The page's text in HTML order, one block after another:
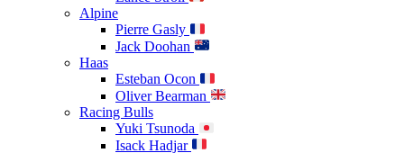
Alpine
Pierre Gasly
Jack Doohan
Haas
Esteban Ocon
Oliver Bearman
Racing Bulls
Yuki Tsunoda
Isack Hadjar